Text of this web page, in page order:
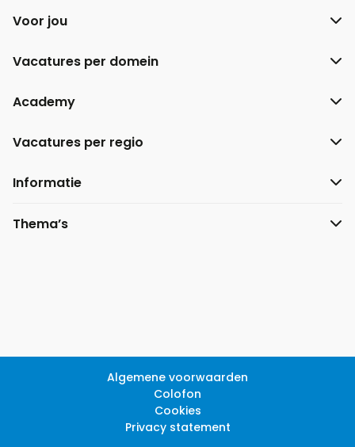
Voor jou
Vacatures per domein
Academy
Vacatures per regio
Informatie
Thema’s
Algemene voorwaarden
Colofon
Cookies
Privacy statement